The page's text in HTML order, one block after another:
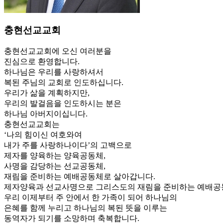
충현선교교회
충현선교교회에 오신 여러분을
진심으로 환영합니다.
하나님은 우리를 사랑하셔서
복된 주님의 교회로 인도하십니다.
우리가 삶을 계획하지만,
우리의 발걸음을 인도하시는 분은
하나님 아버지이십니다.
충현선교교회는
‘나의 힘이신 여호와여
내가 주를 사랑하나이다’의 고백으로
제자를 양육하는 양육공동체,
사명을 감당하는 선교공동체,
재림을 준비하는 예배공동체로 살아갑니다.
제자양육과 선교사명으로 그리스도의 재림을 준비하는 예배공
우리 이제부터 주 안에서 한 가족이 되어 하나님의
은혜를 함께 누리고 하나님의 복된 뜻을 이루는
동역자가 되기를 소망하며 축복합니다.